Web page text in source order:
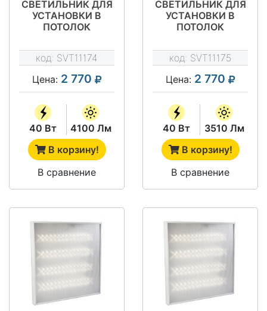
СВЕТИЛЬНИК ДЛЯ
УСТАНОВКИ В
ПОТОЛОК
ARM G-40-4X18-PR
код: SVT11174
Цена: 2 770
40 Вт
4100 Лм
В корзину!
В сравнение
СВЕТИЛЬНИК ДЛЯ
УСТАНОВКИ В
ПОТОЛОК
ARM G-40-4X18-M
код: SVT11175
Цена: 2 770
40 Вт
3510 Лм
В корзину!
В сравнение